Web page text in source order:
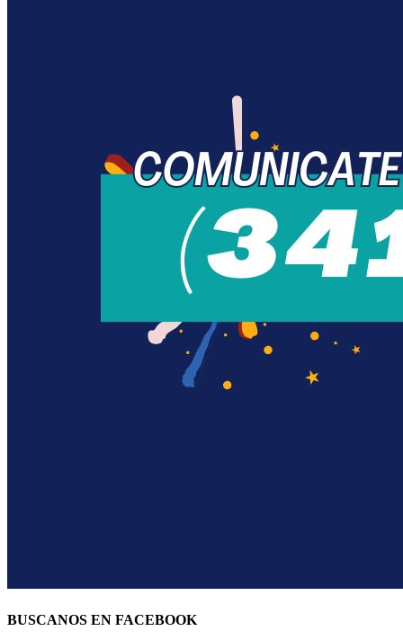
BUSCANOS EN FACEBOOK